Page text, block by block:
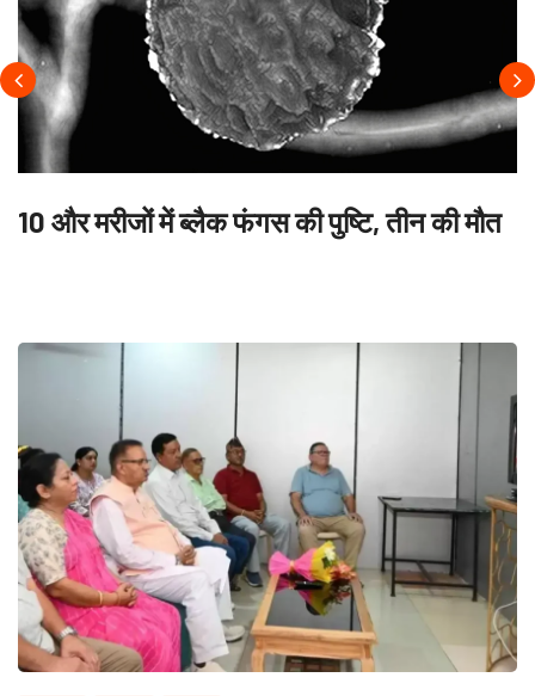
10 और मरीजों में ब्लैक फंगस की पुष्टि, तीन की मौत